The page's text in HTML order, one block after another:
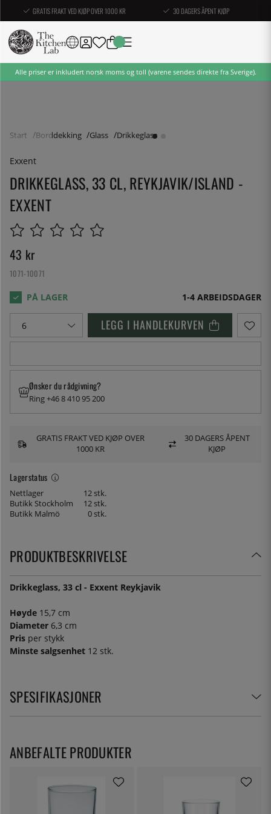
GRATIS FRAKT VED KJØP OVER 1000 KR 30 DAGERS ÅPENT KJØP
Alle priser er inkludert norsk moms og toll (varene sendes direkte fra Sverige).
Start Borddekking Glass Drikkeglass
Exxent
DRIKKEGLASS, 33 CL, REYKJAVIK/ISLAND -
EXXENT
43 kr
1071-10071
1-4 ARBEIDSDAGER
LEGG I HANDLEKURVEN
Lagerstatus
Nettlager
12 stk.
Butikk Stockholm
12 stk.
Butikk Malmö
0 stk.
Ønsker du rådgivning?
Ring +46 8 410 95 200
GRATIS FRAKT VED KJØP OVER
1000 KR
30 DAGERS ÅPENT
KJØP
PRODUKTBESKRIVELSE
Drikkeglass, 33 cl - Exxent Reykjavik
Høyde 15,7 cm
Diameter 6,3 cm
Pris per stykk
Minste salgsenhet 12 stk.
SPESIFIKASJONER
ANBEFALTE PRODUKTER